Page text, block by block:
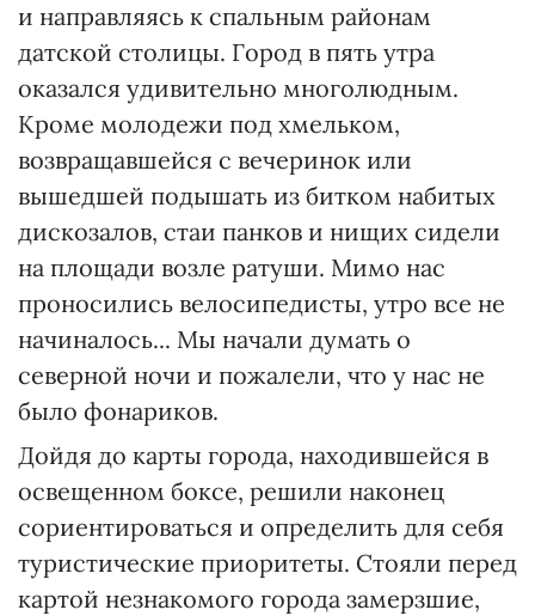
и направляясь к спальным районам
датской столицы. Город в пять утра
оказался удивительно многолюдным.
Кроме молодежи под хмельком,
возвращавшейся с вечеринок или
вышедшей подышать из битком набитых
дискозалов, стаи панков и нищих сидели
на площади возле ратуши. Мимо нас
проносились велосипедисты, утро все не
начиналось... Мы начали думать о
северной ночи и пожалели, что у нас не
было фонариков.
Дойдя до карты города, находившейся в
освещенном боксе, решили наконец
сориентироваться и определить для себя
туристические приоритеты. Стояли перед
кар­той незнакомого города замерзшие,